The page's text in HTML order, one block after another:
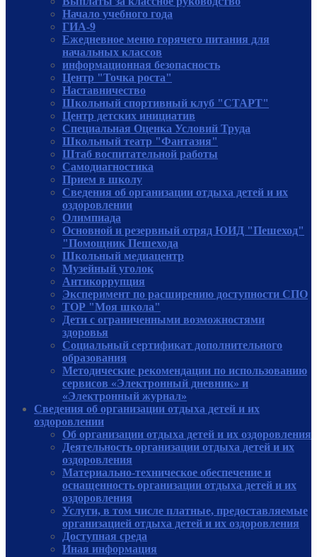
Начало учебного года
ГИА-9
Ежедневное меню горячего питания для
начальных классов
информационная безопасность
Центр "Точка роста"
Наставничество
Школьный спортивный клуб "СТАРТ"
Центр детских инициатив
Специальная Оценка Условий Труда
Школьный театр "Фантазия"
Штаб воспитательной работы
Самодиагностика
Прием в школу
Сведения об организации отдыха детей и их
оздоровлении
Олимпиада
Основной и резервный отряд ЮИД "Пешеход"
"Помощник Пешехода
Школьный медиацентр
Музейный уголок
Антикоррупция
Эксперимент по расширению доступности СПО
ТОР "Моя школа"
Дети с ограниченными возможностями
здоровья
Социальный сертификат дополнительного
образования
Методические рекомендации по использованию
сервисов «Электронный дневник» и
«Электронный журнал»
Сведения об организации отдыха детей и их
оздоровлении
Об организации отдыха детей и их оздоровления
Деятельность организации отдыха детей и их
оздоровления
Материально-техническое обеспечение и
оснащенность организации отдыха детей и их
оздоровления
Услуги, в том числе платные, предоставляемые
организацией отдыха детей и их оздоровления
Доступная среда
Иная информация